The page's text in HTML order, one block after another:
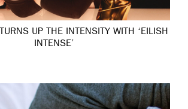
UP THE INTENSITY WITH ‘EILISH
INTENSE’